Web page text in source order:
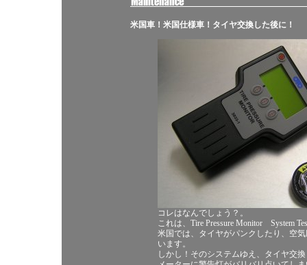
米国車！米国仕様車！タイヤ交換した後に！
コレはなんでしょう？。
これは、Tire Pressure Monitor System
米国では、タイヤがパンクしたり、空
います。
しかし！そのシステムゆえ、タイヤ交